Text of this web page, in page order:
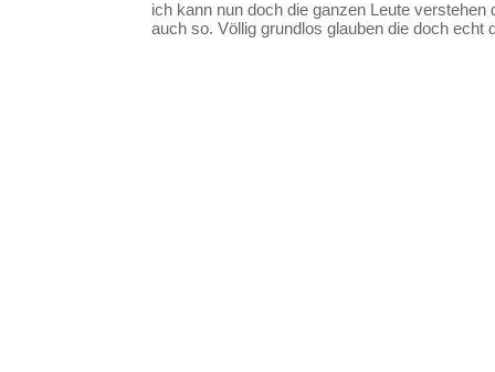
ich kann nun doch die ganzen Leute
auch so. Völlig grundlos glauben die doch echt